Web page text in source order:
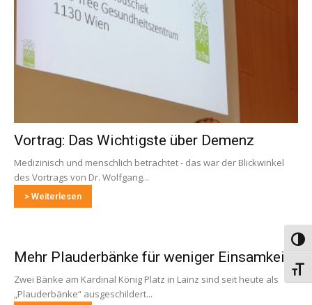
Vortrag: Das Wichtigste über Demenz
Medizinisch und menschlich betrachtet - das war der Blickwinkel
des Vortrags von Dr. Wolfgang...
> Weiterlesen
Mehr Plauderbänke für weniger Einsamkeit
Zwei Bänke am Kardinal König Platz in Lainz sind seit heute als
„Plauderbänke“ ausgeschildert...